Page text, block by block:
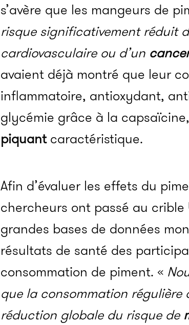
s’avère que les mangeurs de
risque significativement réduit
cardiovasculaire ou d’un
avaient déjà montré que leur
inflammatoire, antioxydant,
glycémie grâce à la
piquantcaractéristique.
Afin d’évaluer les effets du
chercheurs ont passé au
grandes bases de données
résultats de santé des
consommation de piment. «
que la consommation
réduction globale du risque de